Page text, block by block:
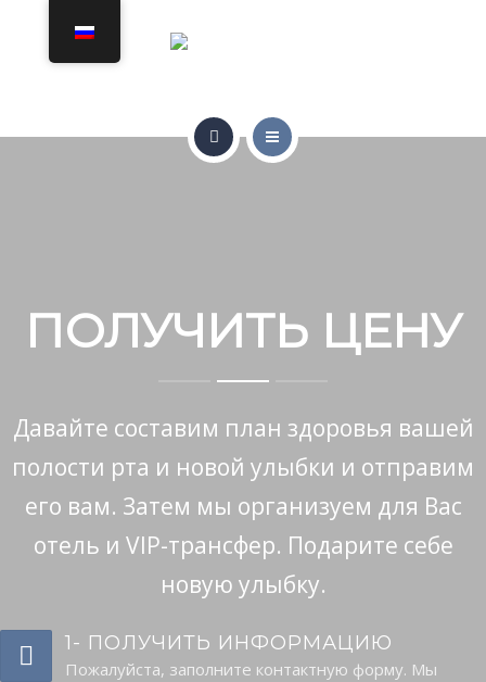
ЛЕЧЕНИЕ
КОММУНИКАЦИЯ
ПОЛУЧИТЬ ЦЕНУ
Давайте составим план здоровья вашей
полости рта и новой улыбки и отправим
его вам. Затем мы организуем для Вас
отель и VIP-трансфер. Подарите себе
новую улыбку.
1- ПОЛУЧИТЬ ИНФОРМАЦИЮ
Пожалуйста, заполните контактную форму. Мы